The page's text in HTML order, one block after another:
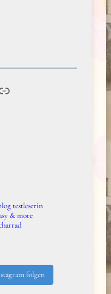
testleserin
& more
folgen